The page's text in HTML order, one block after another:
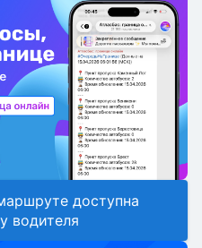
доступна
водителя